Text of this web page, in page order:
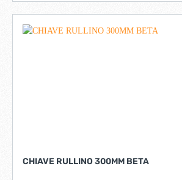
CHIAVE RULLINO 300MM BETA